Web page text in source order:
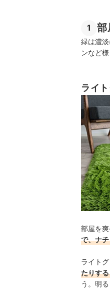
1 部
緑は濃
ンなど
ライ
部屋を
で、ナ
ライト
たりす
う。明